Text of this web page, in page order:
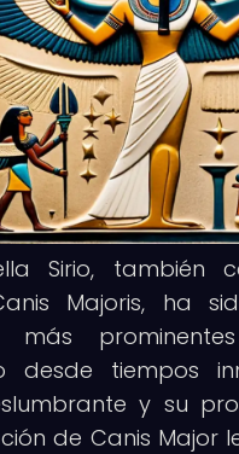
Sirio, también
Majoris, ha
más
desde tiempos
y su
de Canis Major